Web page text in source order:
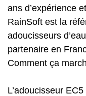
ans d’expérience
RainSoft est la
adoucisseurs
partenaire en
Comment ça
L’adoucisseur